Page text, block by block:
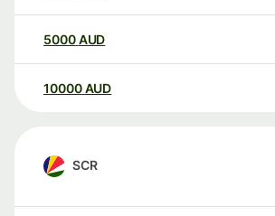
5000AUD
10000 AUD
SCR